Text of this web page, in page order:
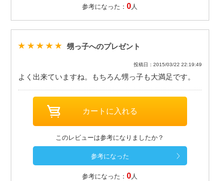
参考になった：0人
甥っ子へのプレゼント
投稿日：2015/03/22 22:19:49
よく出来ていますね。もちろん甥っ子も大満足です。
このレビューは参考になりましたか？
参考になった：0人